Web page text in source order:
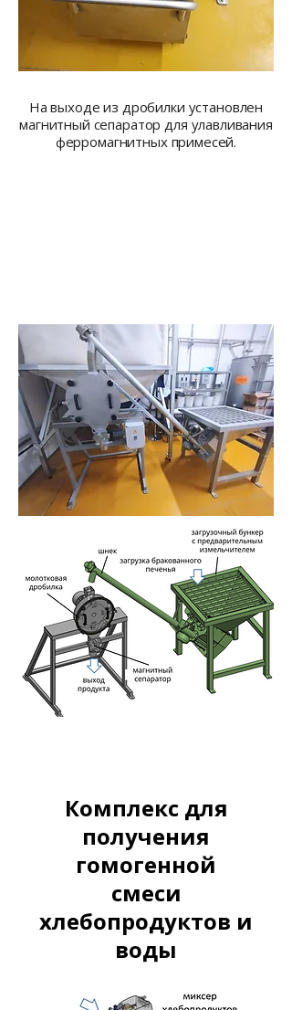
На выходе из дробилки установлен
магнитный сепаратор для улавливания
ферромагнитных примесей.
Комплекс для
получения
гомогенной
смеси
хлебопродуктов и
воды